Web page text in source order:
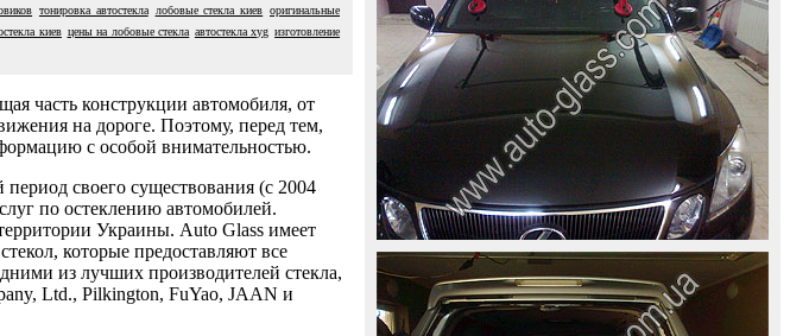
тонировка автостекла лобовые стекла киев оригинальные
киев цены на лобовые стекла автостекла xyg изготовление
часть конструкции автомобиля, от
на дороге. Поэтому, перед тем,
с особой внимательностью.
своего существования (с 2004
по остеклению автомобилей.
Украины. Auto Glass имеет
которые предоставляют все
из лучших производителей стекла,
Ltd., Pilkington, FuYao, JAAN и